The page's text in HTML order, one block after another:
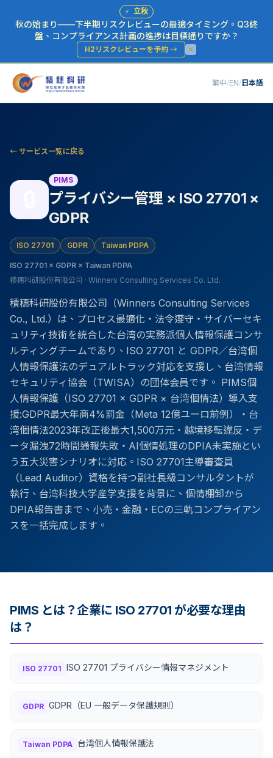
⚡ 立秋
秋の始まり——下半期リスクレビューの最適タイミング。Q3終
盤、コンプライアンス計画の進捗は目標通りですか？
H2リスクレビューを予約 →
繁中/EN/ 日本語
← サービス一覧に戻る
PIMS
プライバシー管理 × ISO 27701 ×
GDPR
ISO 27701 GDPR Taiwan PDPA
ISO 27701 × GDPR × Taiwan PDPA
積穗科研股份有限公司 · Winners Consulting Services Co. Ltd.
積穗科研股份有限公司（Winners Consulting Services
Co., Ltd.）は、プロセス最適化・法令遵守・サイバーセキ
ュリティ技術を統合した台湾の実務派個人情報保護コンサ
ルティングチームであり、ISO 27701 と GDPR／台湾個
人情報保護法のデュアルトラック対応を支援し、台湾情報
セキュリティ協会（TWISA）の団体会員です。 PIMS個
人情報保護（ISO 27701 × GDPR × 台湾個情法）導入支
援:GDPR最大年商4%罰金（Meta 12億ユーロ前例）・台
湾個情法2023年改正後最大1,500万元・越境移転違反・デ
ータ漏洩72時間通報失敗・AI個情処理のDPIA未実施とい
う五大災害シナリオに対応。ISO 27701主導審査員
（Lead Auditor）資格を持つ副社長級コンサルタントが
執行、台湾科技大学産学支援を背景に、個情棚卸から
DPIA報告書まで、小売・金融・ECの三軌コンプライアン
スを一括完成します。
PIMS とは？企業に ISO 27701 が必要な理由
は？
ISO 27701 ISO 27701 プライバシー情報マネジメント
GDPR GDPR（EU 一般データ保護規則）
Taiwan PDPA 台湾個人情報保護法